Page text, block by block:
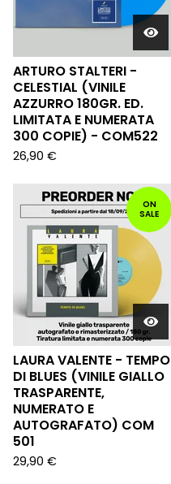
ARTURO STALTERI -
CELESTIAL (VINILE
AZZURRO 180GR. ED.
LIMITATA E NUMERATA
300 COPIE) - COM522
26,90 €
ON
SALE
LAURA VALENTE - TEMPO
DI BLUES (VINILE GIALLO
TRASPARENTE,
NUMERATO E
AUTOGRAFATO) COM
501
29,90 €